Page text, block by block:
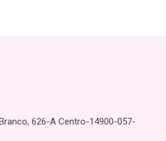
626-A Centro-14900-057-